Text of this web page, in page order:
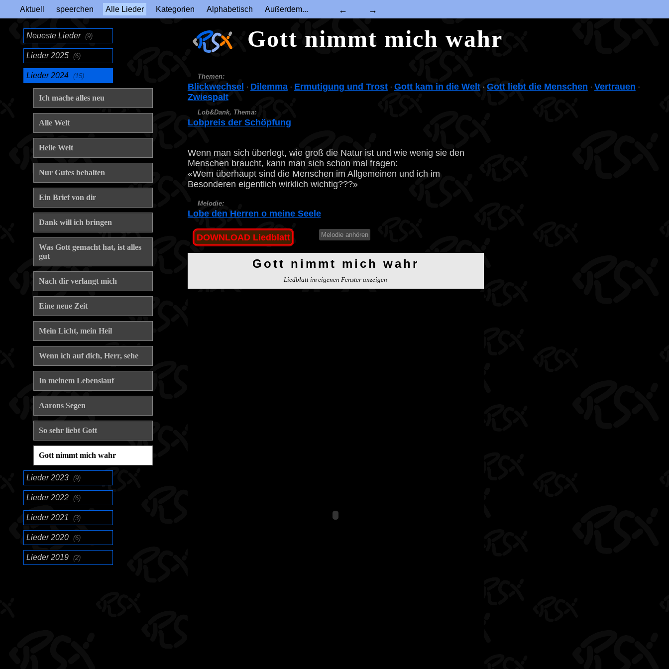
Aktuell speerchen Alle Lieder Kategorien Alphabetisch Außerdem... ← →
Neueste Lieder (9)
Lieder 2025 (6)
Lieder 2024 (15)
Ich mache alles neu
Alle Welt
Heile Welt
Nur Gutes behalten
Ein Brief von dir
Dank will ich bringen
Was Gott gemacht hat, ist alles
gut
Nach dir verlangt mich
Eine neue Zeit
Mein Licht, mein Heil
Wenn ich auf dich, Herr, sehe
In meinem Lebenslauf
Aarons Segen
So sehr liebt Gott
Gott nimmt mich wahr
Lieder 2023 (9)
Lieder 2022 (6)
Lieder 2021 (3)
Lieder 2020 (6)
Lieder 2019 (2)
Gott nimmt mich wahr
Themen:
Blickwechsel · Dilemma· Ermutigung und Trost· Gott kam in die Welt· Gott liebt die Menschen · Vertrauen ·
Zwiespalt
Lob&Dank, Thema:
Lobpreis der Schöpfung
Wenn man sich überlegt, wie groß die Natur ist und wie wenig sie den
Menschen braucht, kann man sich schon mal fragen:
«Wem überhaupt sind die Menschen im Allgemeinen und ich im
Besonderen eigentlich wirklich wichtig???»
Melodie:
Lobe den Herren o meine Seele
DOWNLOAD Liedblatt Melodie anhören
Gott nimmt mich wahr
Liedblatt im eigenen Fenster anzeigen